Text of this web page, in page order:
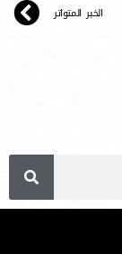
الخبر المتواتر